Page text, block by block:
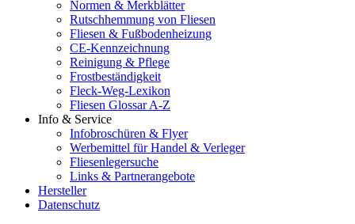
Normen & Merkblätter
Rutschhemmung von Fliesen
Fliesen & Fußbodenheizung
CE-Kennzeichnung
Reinigung & Pflege
Frostbeständigkeit
Fleck-Weg-Lexikon
Fliesen Glossar A-Z
Info & Service
Infobroschüren & Flyer
Werbemittel für Handel & Verleger
Fliesenlegersuche
Links & Partnerangebote
Hersteller
Datenschutz